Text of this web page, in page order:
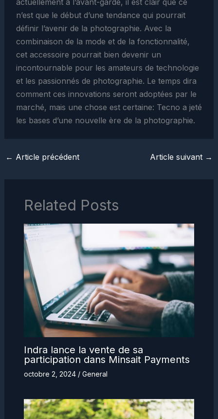
n’est que le début d’une tendance qui pourrait
définir l’avenir de la photographie. Avec la
combinaison de la mode et de la fonctionnalité,
cet accessoire pourrait bien devenir un
incontournable pour les amateurs de technologie
et les passionnés de photographie. Le temps dira
comment ces innovations seront adoptées par le
marché, mais une chose est certaine: Tecno a jeté
les bases d’une nouvelle ère de la photographie.
← Article précédent Article suivant →
Related Posts
Indra lance la vente de sa
participation dans Minsait Payments
octobre 2, 2024 / General